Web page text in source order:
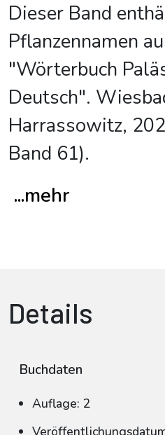
Dieser Band
Pflanzennamen
"Wörterbuch
Deutsch".
Harrassowitz,
Band 61).
...mehr
Details
Buchdaten
Auflage: 2